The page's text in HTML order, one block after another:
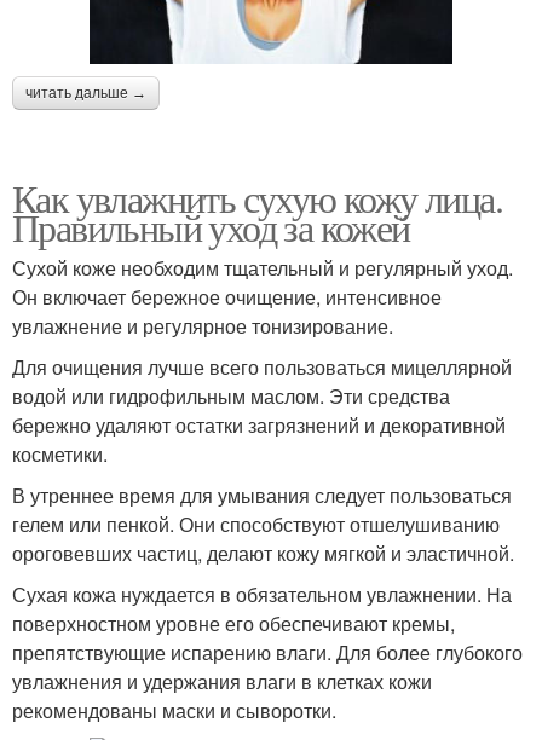
читать дальше →
Как увлажнить сухую кожу лица.
Правильный уход за кожей
Сухой коже необходим тщательный и регулярный уход.
Он включает бережное очищение, интенсивное
увлажнение и регулярное тонизирование.
Для очищения лучше всего пользоваться мицеллярной
водой или гидрофильным маслом. Эти средства
бережно удаляют остатки загрязнений и декоративной
косметики.
В утреннее время для умывания следует пользоваться
гелем или пенкой. Они способствуют отшелушиванию
ороговевших частиц, делают кожу мягкой и эластичной.
Сухая кожа нуждается в обязательном увлажнении. На
поверхностном уровне его обеспечивают кремы,
препятствующие испарению влаги. Для более глубокого
увлажнения и удержания влаги в клетках кожи
рекомендованы маски и сыворотки.